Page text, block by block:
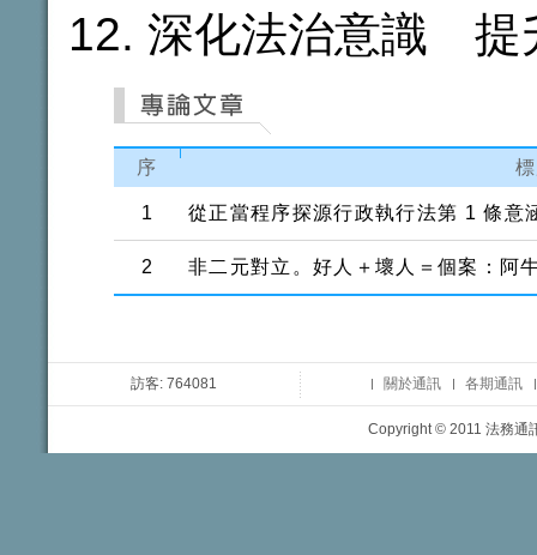
深化法治意識 提
序
1 從正當程序探源行政執行法第 1 條意
2 非二元對立。好人＋壞人＝個案：阿
訪客: 764081 關於通訊 各期通訊
Copyright © 2011 法務